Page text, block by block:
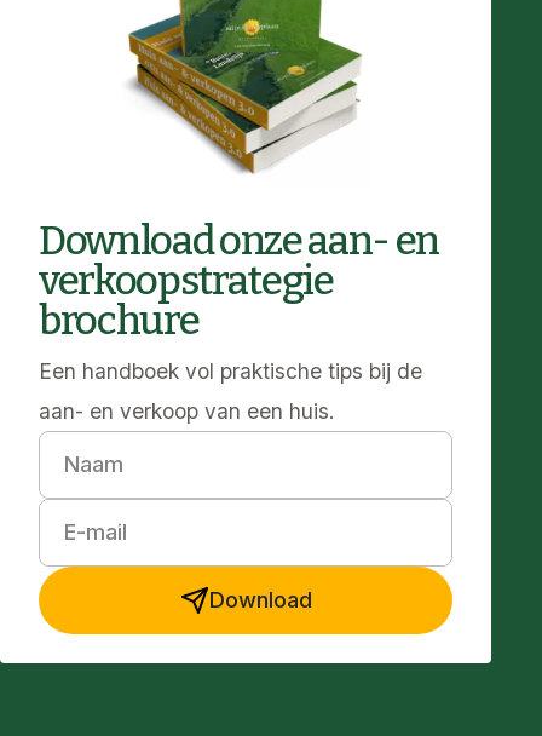
Download onze aan- en
verkoopstrategie
brochure
Een handboek vol praktische tips bij de
aan- en verkoop van een huis.
Naam
E-mail
Download